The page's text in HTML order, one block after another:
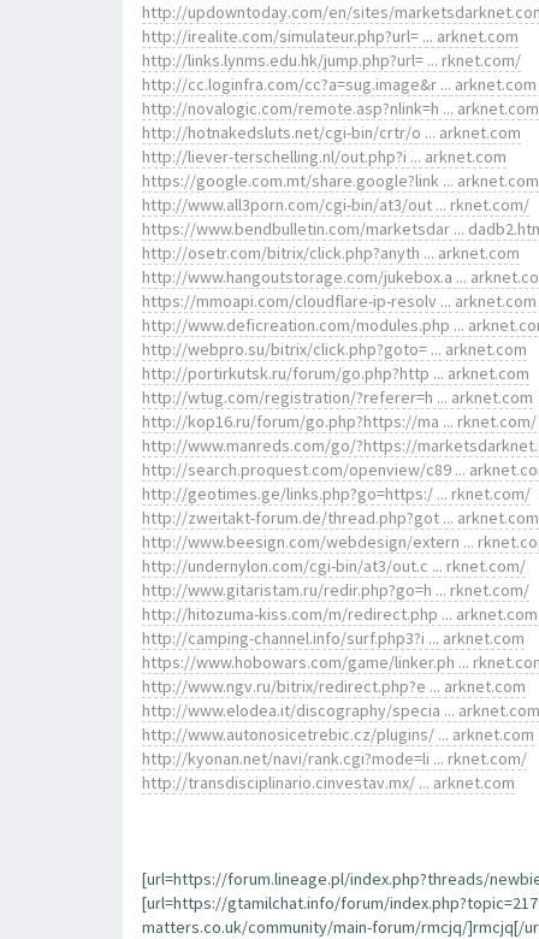
http://updowntoday.com/en/sites/
http://irealite.com/simulateur.php?url= ... arknet.com
http://links.lynms.edu.hk/jump.php?url= ... rknet.com/
http://cc.loginfra.com/cc?a=sug.image&r ... arknet.com
http://novalogic.com/remote.asp?nlink=h ... arknet.com
http://hotnakedsluts.net/cgi-bin/crtr/o ... arknet.com
http://liever-terschelling.nl/out.php?i ... arknet.com
https://google.com.mt/share.google?link ... arknet.com
http://www.all3porn.com/cgi-bin/at3/out ... rknet.com/
https://www.bendbulletin.com/marketsdar ...
http://osetr.com/bitrix/click.php?anyth ... arknet.com
http://www.hangoutstorage.com/jukebox.a ...
https://mmoapi.com/cloudflare-ip-resolv ... arknet.com
http://www.deficreation.com/modules.php ...
http://webpro.su/bitrix/click.php?goto= ... arknet.com
http://portirkutsk.ru/forum/go.php?http ... arknet.com
http://wtug.com/registration/?referer=h ... arknet.com
http://kop16.ru/forum/go.php?https://ma ... rknet.com/
http://www.manreds.com/go/?https://
http://search.proquest.com/openview/c89 ...
http://geotimes.ge/links.php?go=https:/ ... rknet.com/
http://zweitakt-forum.de/thread.php?got ... arknet.com
http://www.beesign.com/webdesign/extern ...
http://undernylon.com/cgi-bin/at3/out.c ... rknet.com/
http://www.gitaristam.ru/redir.php?go=h ... rknet.com/
http://hitozuma-kiss.com/m/redirect.php ... arknet.com
http://camping-channel.info/surf.php3?i ... arknet.com
https://www.hobowars.com/game/linker.ph ...
http://www.ngv.ru/bitrix/redirect.php?e ... arknet.com
http://www.elodea.it/discography/specia ... arknet.com
http://www.autonosicetrebic.cz/plugins/ ... arknet.com
http://kyonan.net/navi/rank.cgi?mode=li ... rknet.com/
http://transdisciplinario.cinvestav.mx/ ... arknet.com
[url=https://forum.lineage.pl/index.php?threads/
[url=https://gtamilchat.info/forum/
matters.co.uk/community/main-forum/rmcjq/]rmcjq[/